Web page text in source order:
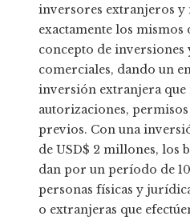
inversores extranjeros y
exactamente los mismos
concepto de inversiones
comerciales, dando un
inversión extranjera que
autorizaciones,
previos. Con una
de USD$ 2 millones, los
dan por un período de
personas físicas y
o extranjeras que